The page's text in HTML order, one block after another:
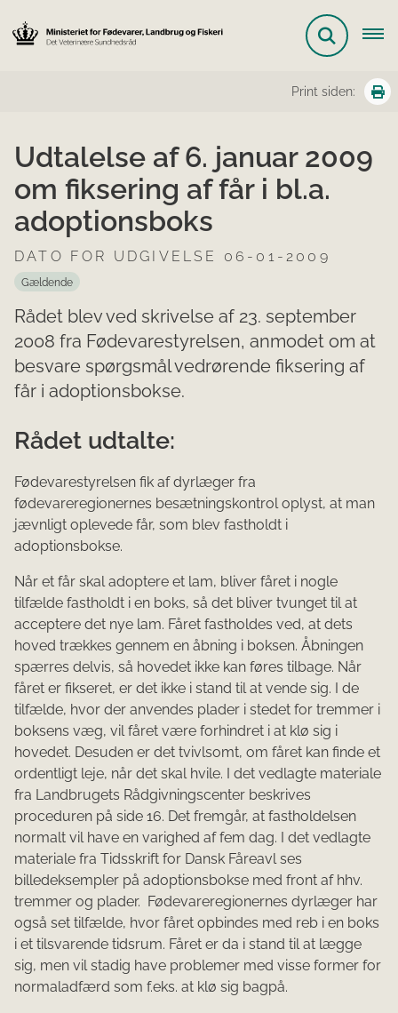
Print siden:
Udtalelse af 6. januar 2009
om fiksering af får i bl.a.
adoptionsboks
DATO FOR UDGIVELSE 06-01-2009
Gældende
Rådet blev ved skrivelse af 23. september
2008 fra Fødevarestyrelsen, anmodet om at
besvare spørgsmål vedrørende fiksering af
får i adoptionsbokse.
Rådet udtalte:
Fødevarestyrelsen fik af dyrlæger fra
fødevareregionernes besætningskontrol oplyst, at man
jævnligt oplevede får, som blev fastholdt i
adoptionsbokse.
Når et får skal adoptere et lam, bliver fåret i nogle
tilfælde fastholdt i en boks, så det bliver tvunget til at
acceptere det nye lam. Fåret fastholdes ved, at dets
hoved trækkes gennem en åbning i boksen. Åbningen
spærres delvis, så hovedet ikke kan føres tilbage. Når
fåret er fikseret, er det ikke i stand til at vende sig. I de
tilfælde, hvor der anvendes plader i stedet for tremmer i
boksens væg, vil fåret være forhindret i at klø sig i
hovedet. Desuden er det tvivlsomt, om fåret kan finde et
ordentligt leje, når det skal hvile. I det vedlagte materiale
fra Landbrugets Rådgivningscenter beskrives
proceduren på side 16. Det fremgår, at fastholdelsen
normalt vil have en varighed af fem dag. I det vedlagte
materiale fra Tidsskrift for Dansk Fåreavl ses
billedeksempler på adoptionsbokse med front af hhv.
tremmer og plader. Fødevareregionernes dyrlæger har
også set tilfælde, hvor fåret opbindes med reb i en boks
i et tilsvarende tidsrum. Fåret er da i stand til at lægge
sig, men vil stadig have problemer med visse former for
normaladfærd som f.eks. at klø sig bagpå.